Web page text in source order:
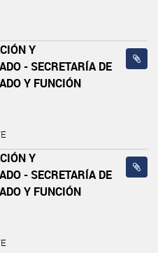
Y
- SECRETARÍA DE
Y FUNCIÓN
Y
- SECRETARÍA DE
Y FUNCIÓN